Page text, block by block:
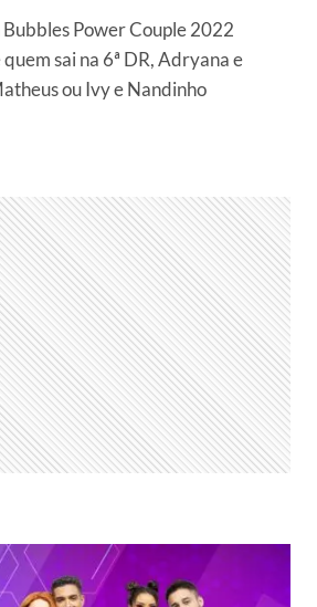
Power Couple 2022
sai na 6ª DR, Adryana e
ou Ivy e Nandinho